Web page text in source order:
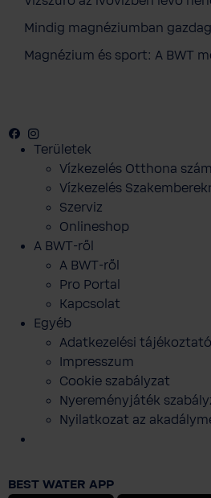
Mindig magnéziumban
Magnézium és sport: A BWT
Facebook
Területek
Vízkezelés Otthona
Vízkezelés
Szerviz
Onlineshop
A BWT-ről
A BWT-ről
Pro Portal
Kapcsolat
Egyéb
Adatkezelési tájékoztató
Impresszum
Cookie szabályzat
Nyereményjáték
Nyilatkozat az
BEST WATER APP